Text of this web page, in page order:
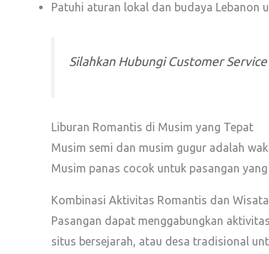
Patuhi aturan lokal dan budaya Lebanon
Silahkan Hubungi Customer
Liburan Romantis di Musim yang Tepat
Musim semi dan musim gugur adalah
Musim panas cocok untuk pasangan
Kombinasi Aktivitas Romantis dan
Pasangan dapat menggabungkan
situs bersejarah, atau desa tradisional